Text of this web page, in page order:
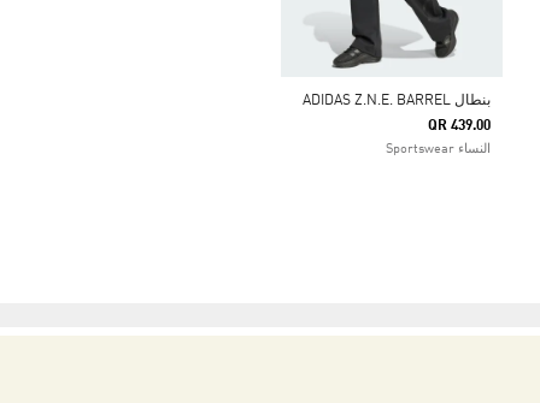
بنطال ADIDAS Z.N.E. BARREL
QR 439.00
النساء Sportswear